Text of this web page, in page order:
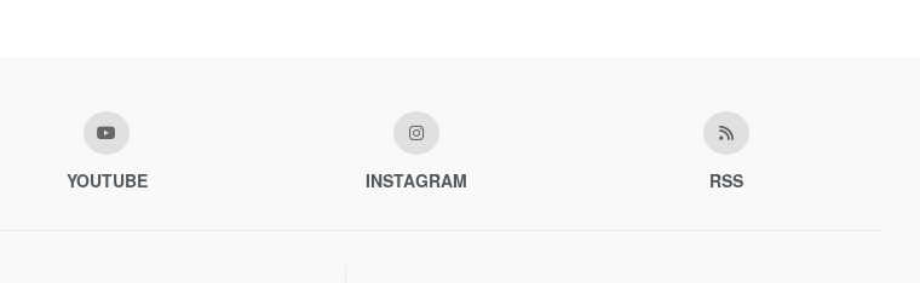
YOUTUBE INSTAGRAM RSS